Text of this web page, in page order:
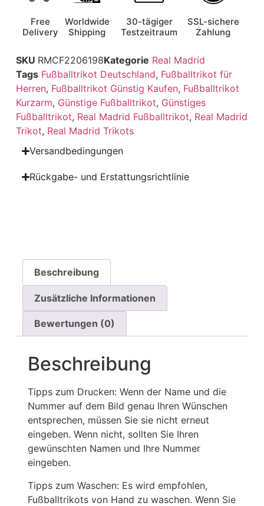
Free
Delivery
Worldwide
Shipping
30-tägiger
Testzeitraum
SSL-sichere
Zahlung
SKU RMCF2206198Kategorie Real Madrid
Tags Fußballtrikot Deutschland, Fußballtrikot für
Herren, Fußballtrikot Günstig Kaufen, Fußballtrikot
Kurzarm, Günstige Fußballtrikot, Günstiges
Fußballtrikot, Real Madrid Fußballtrikot, Real Madrid
Trikot, Real Madrid Trikots
Versandbedingungen
Rückgabe- und Erstattungsrichtlinie
Beschreibung
Zusätzliche Informationen
Bewertungen (0)
Beschreibung
Tipps zum Drucken: Wenn der Name und die
Nummer auf dem Bild genau Ihren Wünschen
entsprechen, müssen Sie sie nicht erneut
eingeben. Wenn nicht, sollten Sie Ihren
gewünschten Namen und Ihre Nummer
eingeben.
Tipps zum Waschen: Es wird empfohlen,
Fußballtrikots von Hand zu waschen. Wenn Sie